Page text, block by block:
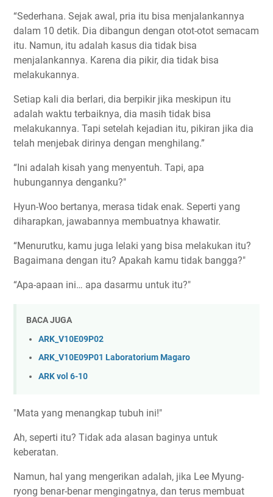
“Sederhana. Sejak awal, pria itu bisa menjalankannya
dalam 10 detik. Dia dibangun dengan otot-otot semacam
itu. Namun, itu adalah kasus dia tidak bisa
menjalankannya. Karena dia pikir, dia tidak bisa
melakukannya.
Setiap kali dia berlari, dia berpikir jika meskipun itu
adalah waktu terbaiknya, dia masih tidak bisa
melakukannya. Tapi setelah kejadian itu, pikiran jika dia
telah menjebak dirinya dengan menghilang.”
“Ini adalah kisah yang menyentuh. Tapi, apa
hubungannya denganku?"
Hyun-Woo bertanya, merasa tidak enak. Seperti yang
diharapkan, jawabannya membuatnya khawatir.
“Menurutku, kamu juga lelaki yang bisa melakukan itu?
Bagaimana dengan itu? Apakah kamu tidak bangga?"
“Apa-apaan ini… apa dasarmu untuk itu?"
BACA JUGA
ARK_V10E09P02
ARK_V10E09P01 Laboratorium Magaro
ARK vol 6-10
"Mata yang menangkap tubuh ini!"
Ah, seperti itu? Tidak ada alasan baginya untuk
keberatan.
Namun, hal yang mengerikan adalah, jika Lee Myung-
ryong benar-benar mengingatnya, dan terus membuat